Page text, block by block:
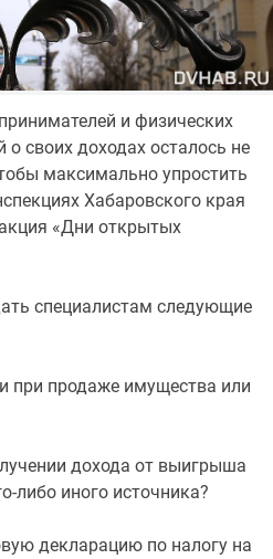
и физических
своих доходах осталось не
максимально упростить
Хабаровского края
«Дни открытых
специалистам следующие
при продаже имущества или
дохода от выигрыша
либо иного источника?
декларацию по налогу на